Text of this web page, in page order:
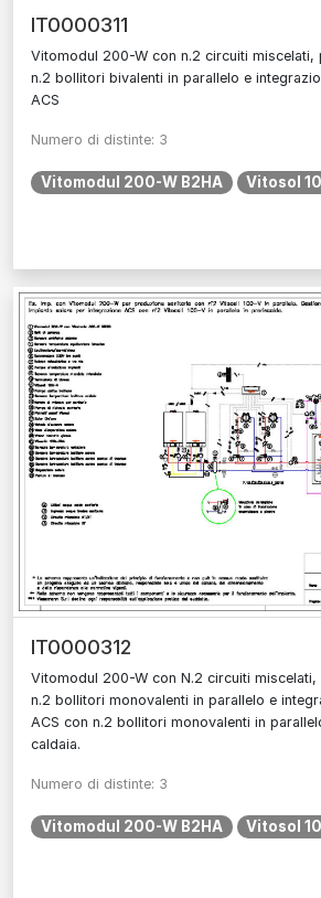
IT0000311
Vitomodul 200-W con n.2 circuiti miscelati,
n.2 bollitori bivalenti in parallelo e
ACS
Numero di distinte: 3
Vitomodul 200-W B2HA Vitosol
IT0000312
Vitomodul 200-W con N.2 circuiti miscelati,
n.2 bollitori monovalenti in parallelo e
ACS con n.2 bollitori monovalenti in
caldaia.
Numero di distinte: 3
Vitomodul 200-W B2HA Vitosol